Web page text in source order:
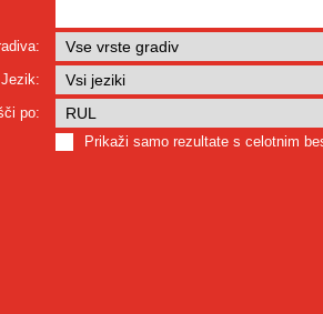
Jezik:
po:
Prikaži samo rezultate s celotnim